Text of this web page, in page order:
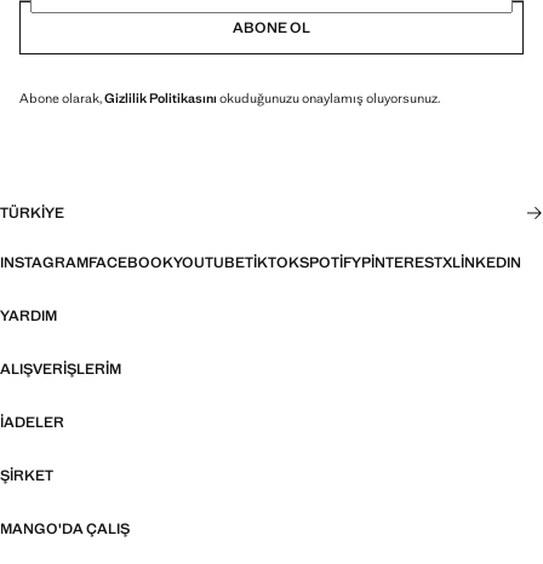
ABONE OL
Abone olarak,Gizlilik Politikasını okuduğunuzu onaylamış oluyorsunuz.
TÜRKIYE
INSTAGRAMFACEBOOKYOUTUBETIKTOKSPOTIFYPINTERESTXLINKEDIN
YARDIM
ALIŞVERIŞLERIM
İADELER
ŞIRKET
MANGO'DA ÇALIŞ